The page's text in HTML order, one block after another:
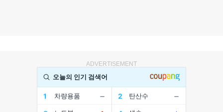
ADVERTISEMENT